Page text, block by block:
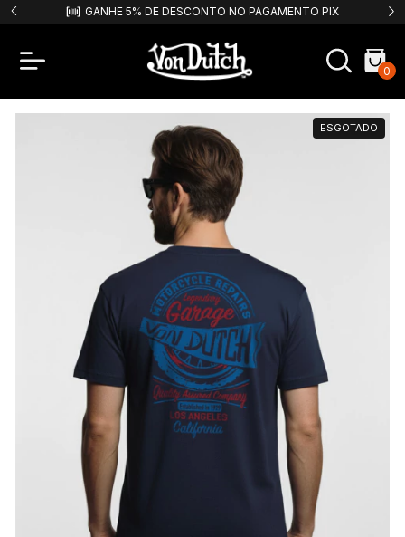
GANHE 5% DE DESCONTO NO PAGAMENTO PIX
0
ESGOTADO